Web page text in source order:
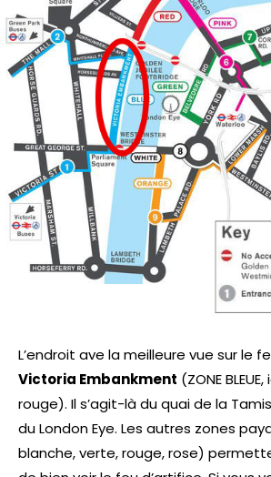
L’endroit ave la meilleure vue sur le
Victoria Embankment (ZONE
rouge). Il s’agit-là du quai de la
du London Eye. Les autres zones
blanche, verte, rouge, rose)